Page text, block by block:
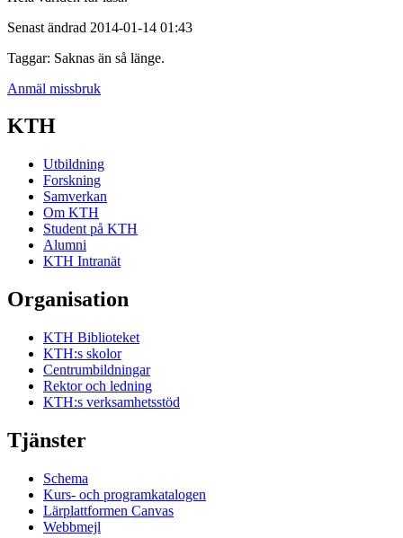
Senast ändrad 2014-01-14 01:43
Taggar: Saknas än så länge.
Anmäl missbruk
KTH
Utbildning
Forskning
Samverkan
Om KTH
Student på KTH
Alumni
KTH Intranät
Organisation
KTH Biblioteket
KTH:s skolor
Centrumbildningar
Rektor och ledning
KTH:s verksamhetsstöd
Tjänster
Schema
Kurs- och programkatalogen
Lärplattformen Canvas
Webbmejl